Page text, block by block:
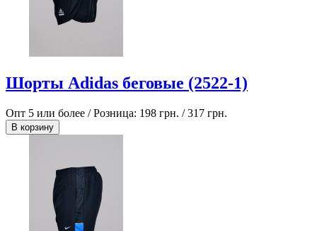
Шорты Adidas беговые (2522-1)
Опт 5 или более / Розница: 198 грн. /317 грн.
В корзину